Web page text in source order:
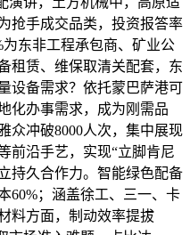
抢手成交品类，投资报答率
为东非工程承包商、矿业公
租赁、维保取清关配套，东
设备需求？依托蒙巴萨港可
化办事需求，成为刚需品
众冲破8000人次，集中展现
前沿手艺，实现“立脚肯尼
持久合作力。智能绿色配备
60%；涵盖徐工、三一、卡
料方面，制动效率提拔